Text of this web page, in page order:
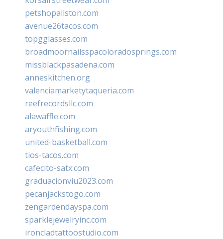
petshopallston.com
avenue26tacos.com
topgglasses.com
broadmoornailsspacoloradosprings.com
missblackpasadena.com
anneskitchen.org
valenciamarketytaqueria.com
reefrecordsllc.com
alawaffle.com
aryouthfishing.com
united-basketball.com
tios-tacos.com
cafecito-satx.com
graduacionviu2023.com
pecanjackstogo.com
zengardendayspa.com
sparklejewelryinc.com
ironcladtattoostudio.com